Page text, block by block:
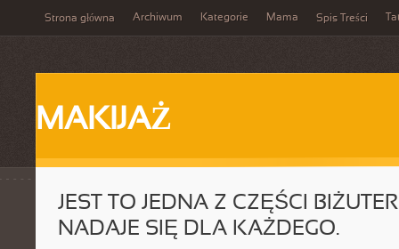
Strona główna Archiwum Kategorie Mama Spis Treści
MAKIJAŻ
JEST TO JEDNA Z CZĘŚCI
NADAJE SIĘ DLA KAŻDEGO.